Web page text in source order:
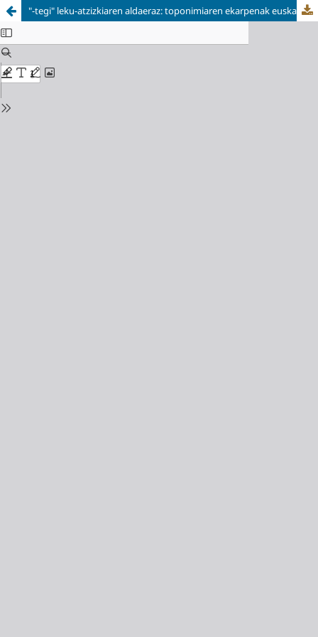
"-tegi" leku-atzizkiaren aldaeraz: toponimiaren ekarpenak euskal fonetikari